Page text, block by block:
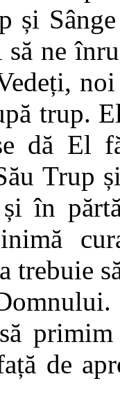
și
ne
trup.
dă El
Trup
în
trebuie
de